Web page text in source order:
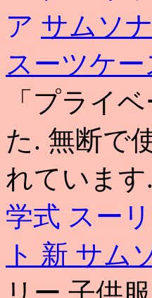
ア サムソ
スーツケ
「プライ
た. 無断で
れています.
学式 スー
ト 新 サム